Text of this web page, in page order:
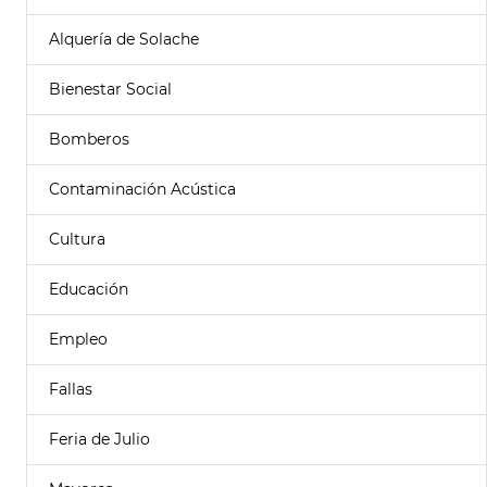
Alquería de Solache
Bienestar Social
Bomberos
Contaminación Acústica
Cultura
Educación
Empleo
Fallas
Feria de Julio